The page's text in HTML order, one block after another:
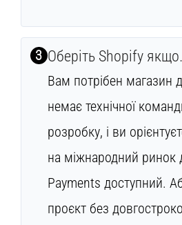
3 Оберіть Shopify
Вам потрібен магазин
немає технічної
розробку, і ви
на міжнародний ринок
Payments доступний.
проєкт без